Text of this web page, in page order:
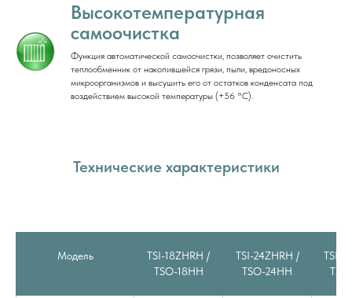
Высокотемпературная
самоочистка
Функция автоматической самоочистки, позволяет очистить
теплообменник от накопившейся грязи, пыли, вредоносных
микроорганизмов и высушить его от остатков конденсата под
воздействием высокой температуры (+56 °С).
Технические характеристики
Модель
TSI-18ZHRH /
TSO-18HH
TSI-24ZHRH /
TSO-24HH
TSI-